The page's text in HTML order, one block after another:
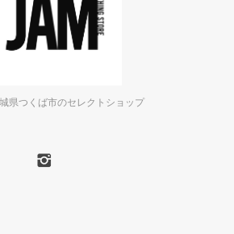
県つくば市のセレクトショップ